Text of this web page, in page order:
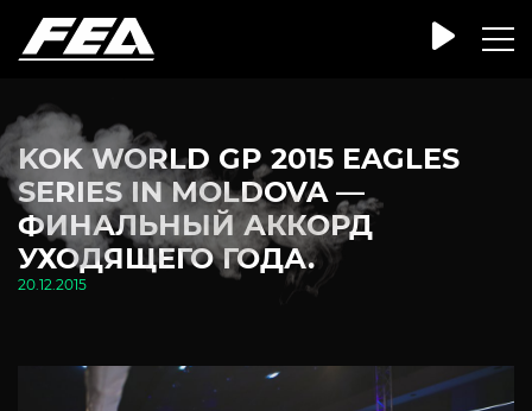
KOK WORLD GP 2015 EAGLES
SERIES IN MOLDOVA —
ФИНАЛЬНЫЙ АККОРД
УХОДЯЩЕГО ГОДА.
20.12.2015